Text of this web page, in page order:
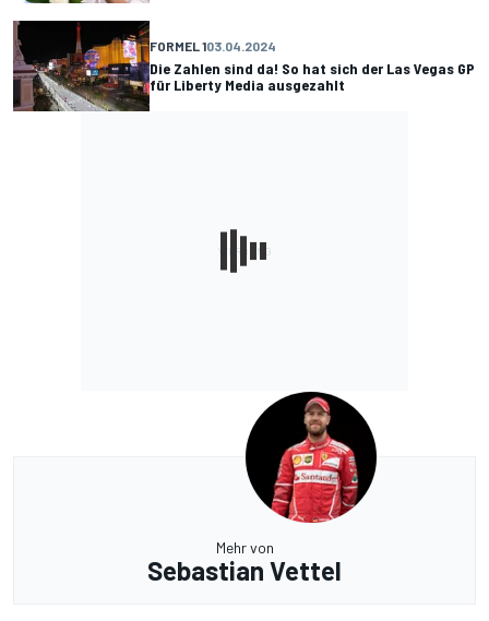
FORMEL 103.04.2024
Die Zahlen sind da! So hat sich der Las Vegas GP
für Liberty Media ausgezahlt
Mehr von
Sebastian Vettel